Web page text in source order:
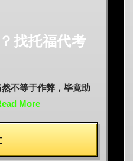
找托福代考
不等于作弊，毕竟助
More